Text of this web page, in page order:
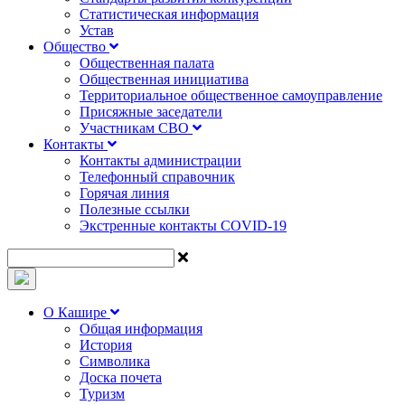
Статистическая информация
Устав
Общество
Общественная палата
Общественная инициатива
Территориальное общественное самоуправление
Присяжные заседатели
Участникам СВО
Контакты
Контакты администрации
Телефонный справочник
Горячая линия
Полезные ссылки
Экстренные контакты COVID-19
О Кашире
Общая информация
История
Символика
Доска почета
Туризм